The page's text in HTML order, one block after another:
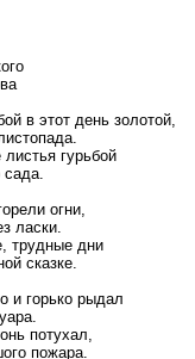
в этот день золотой,
гурьбой
сада.
огни,
ласки.
трудные дни
сказке.
и горько рыдал
потухал,
пожара.